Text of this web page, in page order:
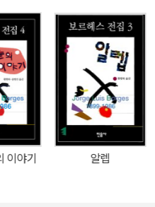
작품을 관리하는 데 여생을 보
다. 백제예술대 문예창작과 겸임
재직하다 교통사고로 1998년
편소설 '지구에로의 귀화'가 있
<어느 꼬마의 마루밑 이야기
있다. 또한 활발한 시와 소설
학정신」「무애」의 편집위원으로
이야기 알렙